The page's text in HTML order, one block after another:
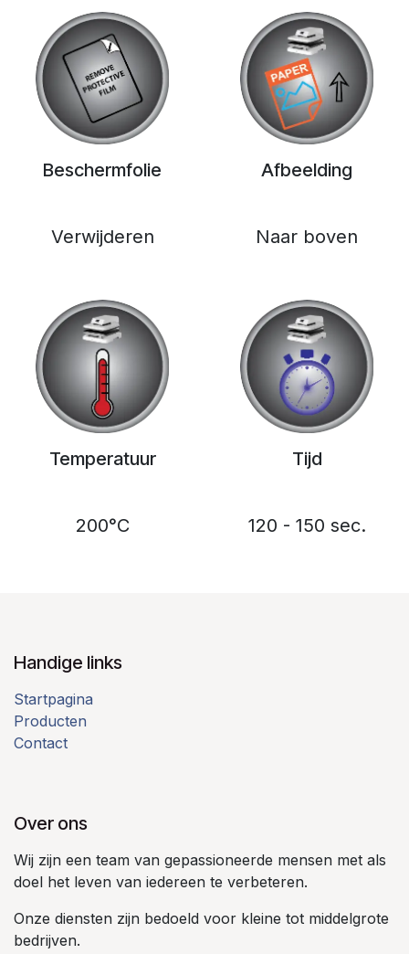
Beschermfolie
Verwijderen
Afbeelding
Naar boven
Temperatuur
200°C
Tijd
120 - 150 sec.
Handige links
Startpagina
Producten
Contact
Over ons
Wij zijn een team van gepassioneerde mensen met als
doel het leven van iedereen te verbeteren.
Onze diensten zijn bedoeld voor kleine tot middelgrote
bedrijven.